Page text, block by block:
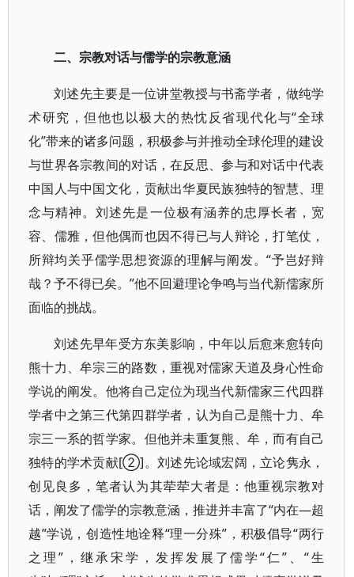
二、宗教对话与儒学的宗教意涵
刘述先主要是一位讲堂教授与书斋学者，做纯学
术研究，但他也以极大的热忱反省现代化与“全球
化”带来的诸多问题，积极参与并推动全球伦理的建设
与世界各宗教间的对话，在反思、参与和对话中代表
中国人与中国文化，贡献出华夏民族独特的智慧、理
念与精神。刘述先是一位极有涵养的忠厚长者，宽
容、儒雅，但他偶而也因不得已与人辩论，打笔仗，
所辩均关乎儒学思想资源的理解与阐发。“予岂好辩
哉？予不得已矣。”他不回避理论争鸣与当代新儒家所
面临的挑战。
刘述先早年受方东美影响，中年以后愈来愈转向
熊十力、牟宗三的路数，重视对儒家天道及身心性命
学说的阐发。他将自己定位为现当代新儒家三代四群
学者中之第三代第四群学者，认为自己是熊十力、牟
宗三一系的哲学家。但他并未重复熊、牟，而有自己
独特的学术贡献[②]。刘述先论域宏阔，立论隽永，
创见良多，笔者认为其荦荦大者是：他重视宗教对
话，阐发了儒学的宗教意涵，推进并丰富了“内在―超
越”学说，创造性地诠释“理一分殊”，积极倡导“两行
之理”，继承宋学，发挥发展了儒学“仁”、“生